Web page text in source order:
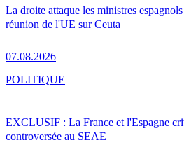
La droite attaque les ministres
réunion de l'UE sur Ceuta
07.08.2026
EXCLUSIF : La France et l'Espagne
controversée au SEAE
POLITIQUE